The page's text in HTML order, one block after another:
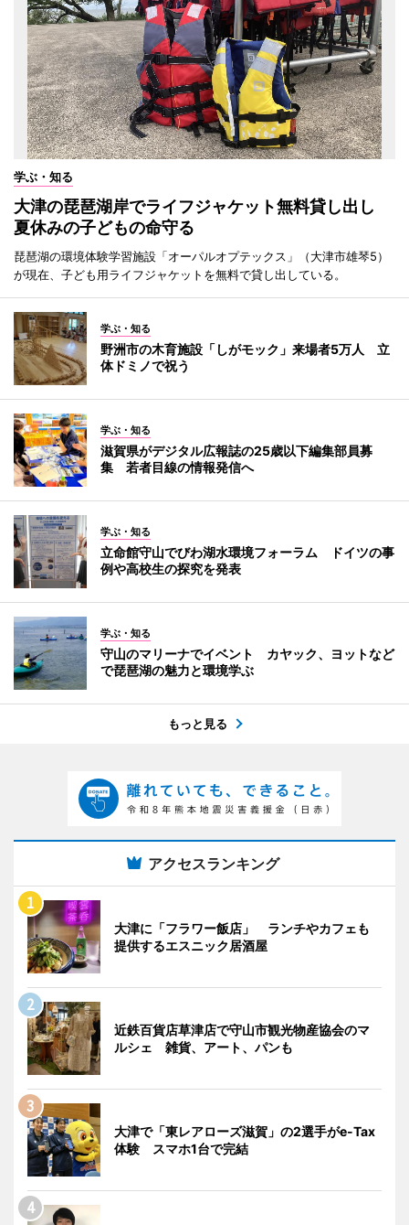
学ぶ・知る
大津の琵琶湖岸でライフジャケット無料貸し出し
夏休みの子どもの命守る
琵琶湖の環境体験学習施設「オーパルオプテックス」（大津市雄琴5）
が現在、子ども用ライフジャケットを無料で貸し出している。
学ぶ・知る
野洲市の木育施設「しがモック」来場者5万人 立
体ドミノで祝う
学ぶ・知る
滋賀県がデジタル広報誌の25歳以下編集部員募
集 若者目線の情報発信へ
学ぶ・知る
立命館守山でびわ湖水環境フォーラム ドイツの事
例や高校生の探究を発表
学ぶ・知る
守山のマリーナでイベント カヤック、ヨットなど
で琵琶湖の魅力と環境学ぶ
もっと見る
アクセスランキング
大津に「フラワー飯店」 ランチやカフェも
提供するエスニック居酒屋
近鉄百貨店草津店で守山市観光物産協会のマ
ルシェ 雑貨、アート、パンも
大津で「東レアローズ滋賀」の2選手がe-Tax
体験 スマホ1台で完結